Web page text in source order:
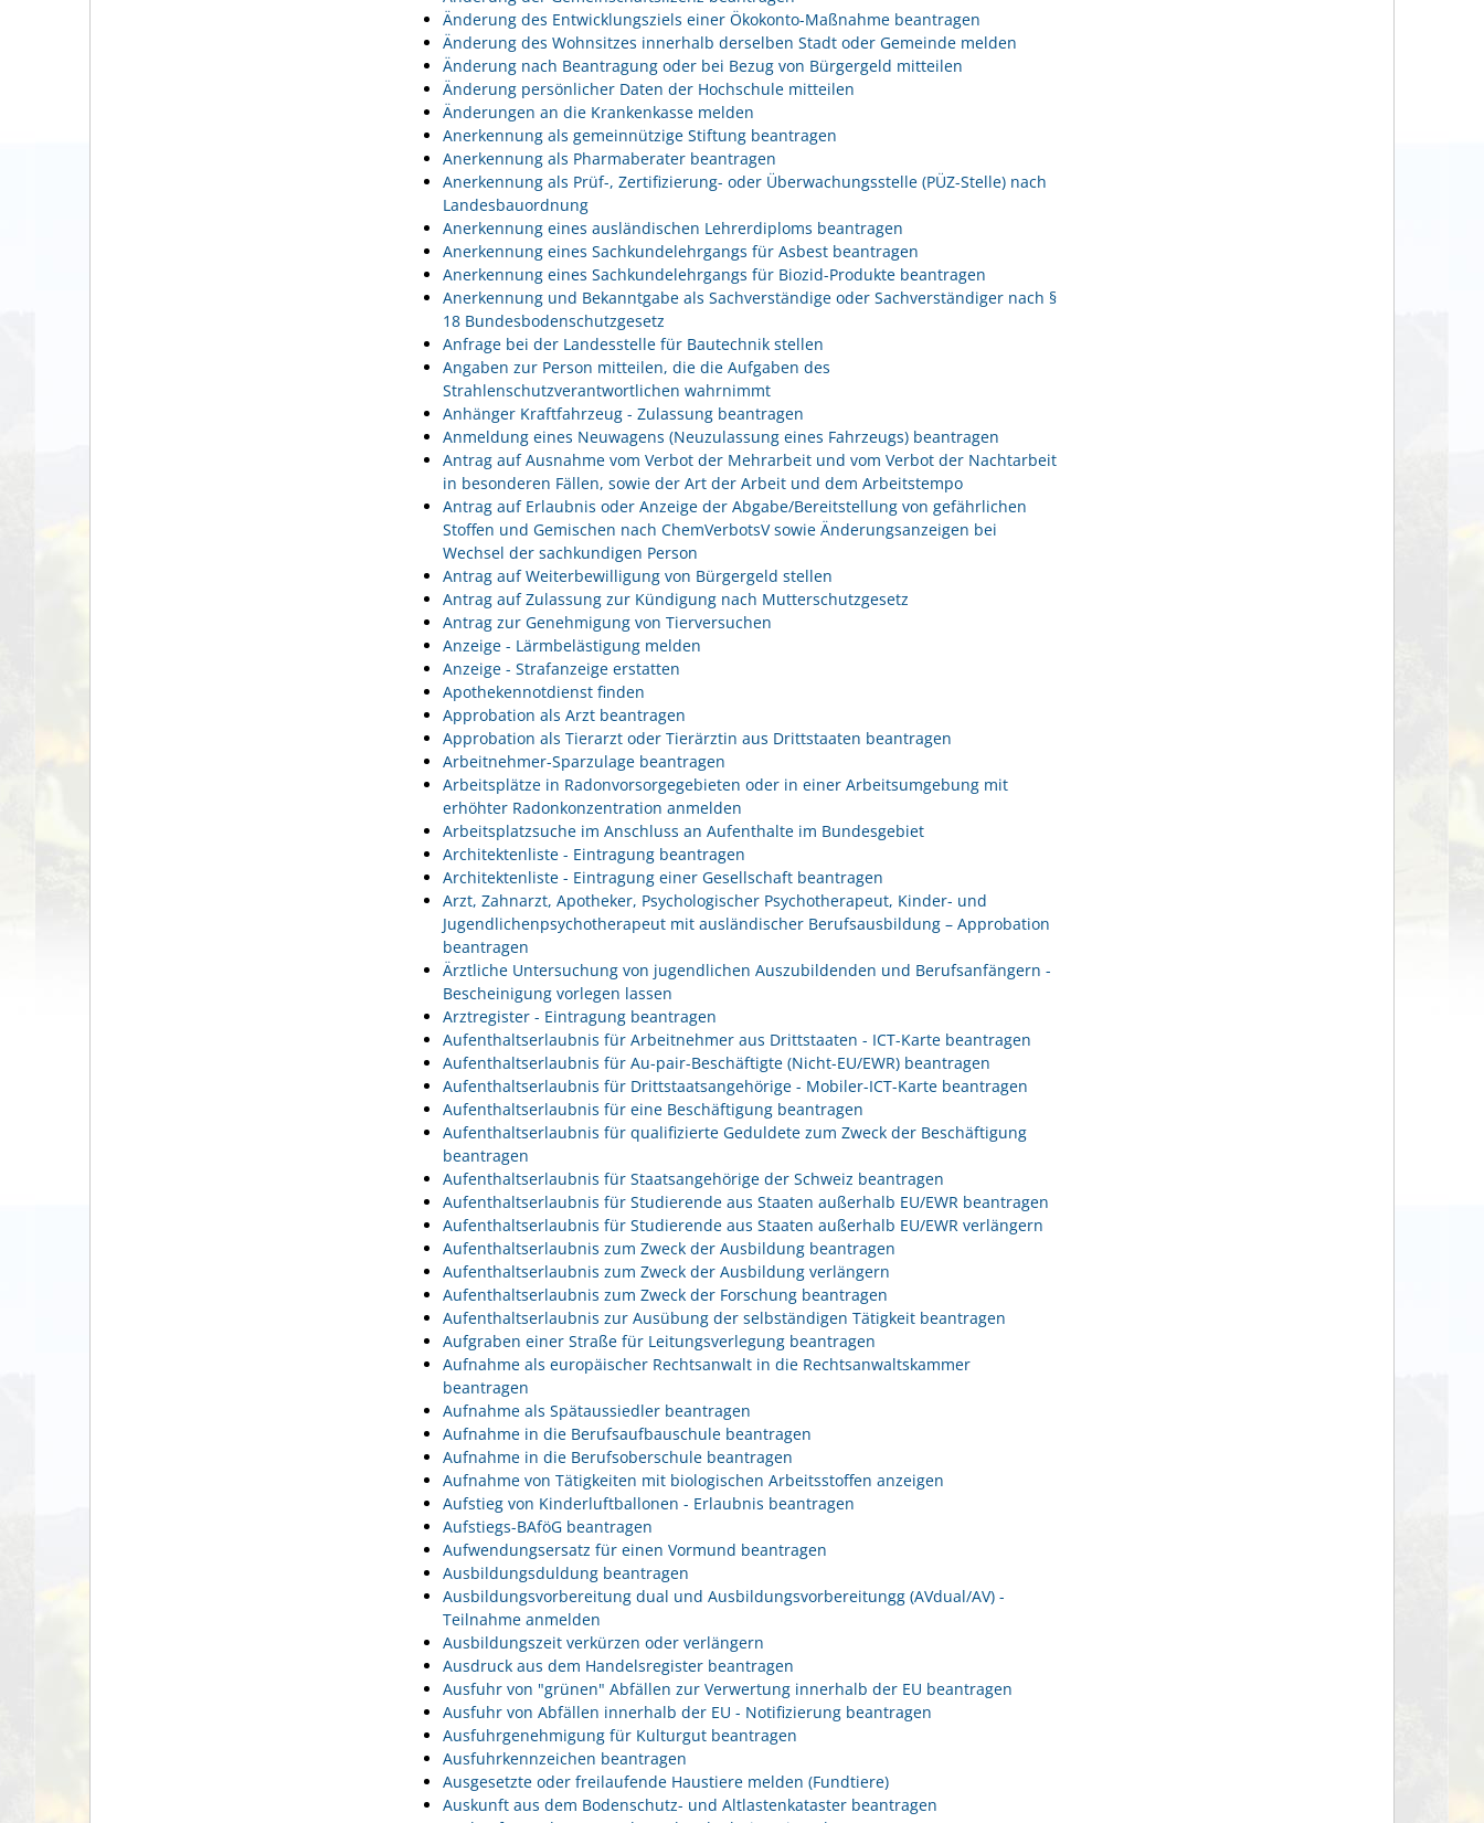
Änderung des Entwicklungsziels einer Ökokonto-Maßnahme beantragen
Änderung des Wohnsitzes innerhalb derselben Stadt oder Gemeinde melden
Änderung nach Beantragung oder bei Bezug von Bürgergeld mitteilen
Änderung persönlicher Daten der Hochschule mitteilen
Änderungen an die Krankenkasse melden
Anerkennung als gemeinnützige Stiftung beantragen
Anerkennung als Pharmaberater beantragen
Anerkennung als Prüf-, Zertifizierung- oder Überwachungsstelle (PÜZ-Stelle) nach
Landesbauordnung
Anerkennung eines ausländischen Lehrerdiploms beantragen
Anerkennung eines Sachkundelehrgangs für Asbest beantragen
Anerkennung eines Sachkundelehrgangs für Biozid-Produkte beantragen
Anerkennung und Bekanntgabe als Sachverständige oder Sachverständiger nach §
18 Bundesbodenschutzgesetz
Anfrage bei der Landesstelle für Bautechnik stellen
Angaben zur Person mitteilen, die die Aufgaben des
Strahlenschutzverantwortlichen wahrnimmt
Anhänger Kraftfahrzeug - Zulassung beantragen
Anmeldung eines Neuwagens (Neuzulassung eines Fahrzeugs) beantragen
Antrag auf Ausnahme vom Verbot der Mehrarbeit und vom Verbot der Nachtarbeit
in besonderen Fällen, sowie der Art der Arbeit und dem Arbeitstempo
Antrag auf Erlaubnis oder Anzeige der Abgabe/Bereitstellung von gefährlichen
Stoffen und Gemischen nach ChemVerbotsV sowie Änderungsanzeigen bei
Wechsel der sachkundigen Person
Antrag auf Weiterbewilligung von Bürgergeld stellen
Antrag auf Zulassung zur Kündigung nach Mutterschutzgesetz
Antrag zur Genehmigung von Tierversuchen
Anzeige - Lärmbelästigung melden
Anzeige - Strafanzeige erstatten
Apothekennotdienst finden
Approbation als Arzt beantragen
Approbation als Tierarzt oder Tierärztin aus Drittstaaten beantragen
Arbeitnehmer-Sparzulage beantragen
Arbeitsplätze in Radonvorsorgegebieten oder in einer Arbeitsumgebung mit
erhöhter Radonkonzentration anmelden
Arbeitsplatzsuche im Anschluss an Aufenthalte im Bundesgebiet
Architektenliste - Eintragung beantragen
Architektenliste - Eintragung einer Gesellschaft beantragen
Arzt, Zahnarzt, Apotheker, Psychologischer Psychotherapeut, Kinder- und
Jugendlichenpsychotherapeut mit ausländischer Berufsausbildung – Approbation
beantragen
Ärztliche Untersuchung von jugendlichen Auszubildenden und Berufsanfängern -
Bescheinigung vorlegen lassen
Arztregister - Eintragung beantragen
Aufenthaltserlaubnis für Arbeitnehmer aus Drittstaaten - ICT-Karte beantragen
Aufenthaltserlaubnis für Au-pair-Beschäftigte (Nicht-EU/EWR) beantragen
Aufenthaltserlaubnis für Drittstaatsangehörige - Mobiler-ICT-Karte beantragen
Aufenthaltserlaubnis für eine Beschäftigung beantragen
Aufenthaltserlaubnis für qualifizierte Geduldete zum Zweck der Beschäftigung
beantragen
Aufenthaltserlaubnis für Staatsangehörige der Schweiz beantragen
Aufenthaltserlaubnis für Studierende aus Staaten außerhalb EU/EWR beantragen
Aufenthaltserlaubnis für Studierende aus Staaten außerhalb EU/EWR verlängern
Aufenthaltserlaubnis zum Zweck der Ausbildung beantragen
Aufenthaltserlaubnis zum Zweck der Ausbildung verlängern
Aufenthaltserlaubnis zum Zweck der Forschung beantragen
Aufenthaltserlaubnis zur Ausübung der selbständigen Tätigkeit beantragen
Aufgraben einer Straße für Leitungsverlegung beantragen
Aufnahme als europäischer Rechtsanwalt in die Rechtsanwaltskammer
beantragen
Aufnahme als Spätaussiedler beantragen
Aufnahme in die Berufsaufbauschule beantragen
Aufnahme in die Berufsoberschule beantragen
Aufnahme von Tätigkeiten mit biologischen Arbeitsstoffen anzeigen
Aufstieg von Kinderluftballonen - Erlaubnis beantragen
Aufstiegs-BAföG beantragen
Aufwendungsersatz für einen Vormund beantragen
Ausbildungsduldung beantragen
Ausbildungsvorbereitung dual und Ausbildungsvorbereitungg (AVdual/AV) -
Teilnahme anmelden
Ausbildungszeit verkürzen oder verlängern
Ausdruck aus dem Handelsregister beantragen
Ausfuhr von "grünen" Abfällen zur Verwertung innerhalb der EU beantragen
Ausfuhr von Abfällen innerhalb der EU - Notifizierung beantragen
Ausfuhrgenehmigung für Kulturgut beantragen
Ausfuhrkennzeichen beantragen
Ausgesetzte oder freilaufende Haustiere melden (Fundtiere)
Auskunft aus dem Bodenschutz- und Altlastenkataster beantragen